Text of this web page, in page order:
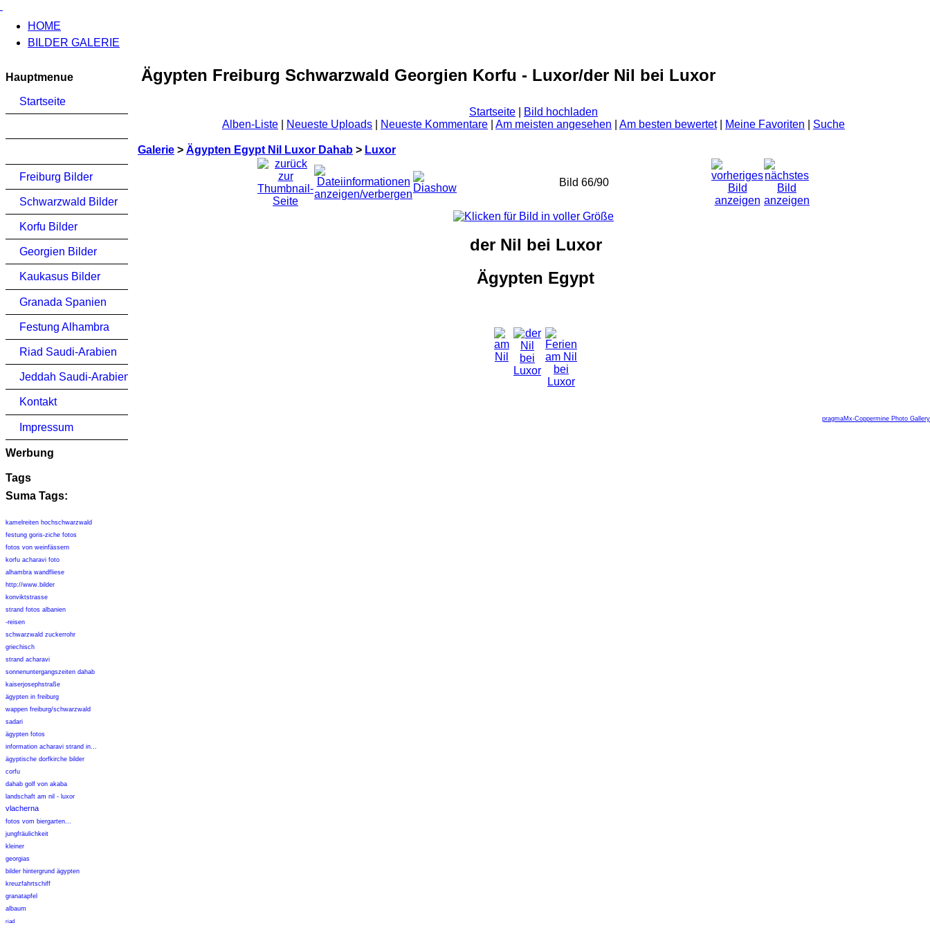
HOME
BILDER GALERIE
Hauptmenue
Startseite
Freiburg Bilder
Schwarzwald Bilder
Korfu Bilder
Georgien Bilder
Kaukasus Bilder
Granada Spanien
Festung Alhambra
Riad Saudi-Arabien
Jeddah Saudi-Arabien
Kontakt
Impressum
Werbung
Tags
Suma Tags:
kamelreiten hochschwarzwald
festung goris-ziche fotos
fotos von weinfässern
korfu acharavi foto
alhambra wandfliese
http://www.bilder
konviktstrasse
strand fotos albanien
-reisen
schwarzwald zuckerrohr
griechisch
strand acharavi
sonnenuntergangszeiten dahab
kaiserjosephstraße
ägypten in freiburg
wappen freiburg/schwarzwald
sadari
ägypten fotos
information acharavi strand in...
ägyptische dorfkirche bilder
corfu
dahab golf von akaba
landschaft am nil - luxor
vlacherna
fotos vom biergarten...
jungfräulichkeit
kleiner
georgias
bilder hintergrund ägypten
kreuzfahrtschiff
granatapfel
albaum
riad
Ägypten Freiburg Schwarzwald Georgien Korfu - Luxor/der Nil bei Luxor
Startseite
Bild hochladen
Alben-Liste
Neueste Uploads Neueste Kommentare Am meisten angesehen Am besten bewertet| Meine Favoriten Suche
Galerie > Ägypten Egypt Nil Luxor Dahab > Luxor
Bild 66/90
der Nil bei Luxor
Ägypten Egypt
pragmaMx-Coppermine Photo Gallery